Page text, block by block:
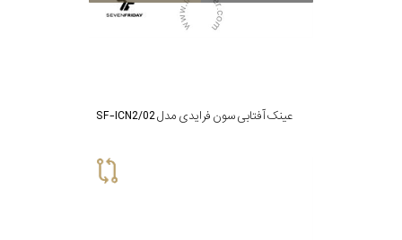
عینک آفتابی سون فرایدی مدل SF-ICN2/02